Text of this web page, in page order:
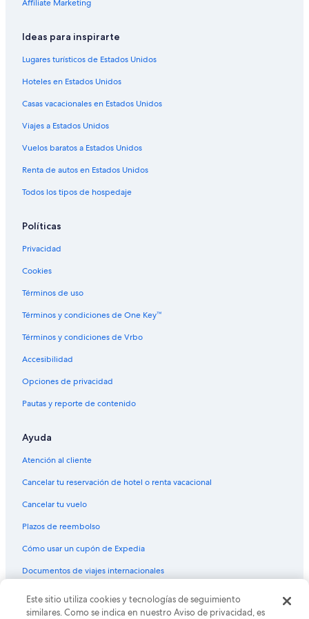
Hoteles cerca de viñedos en Oruro
Affiliate Marketing
Ideas para inspirarte
Lugares turísticos de Estados Unidos
Hoteles en Estados Unidos
Casas vacacionales en Estados Unidos
Viajes a Estados Unidos
Vuelos baratos a Estados Unidos
Renta de autos en Estados Unidos
Todos los tipos de hospedaje
Políticas
Privacidad
Cookies
Términos de uso
Términos y condiciones de One Key™
Términos y condiciones de Vrbo
Accesibilidad
Opciones de privacidad
Pautas y reporte de contenido
Ayuda
Atención al cliente
Cancelar tu reservación de hotel o renta vacacional
Cancelar tu vuelo
Plazos de reembolso
Cómo usar un cupón de Expedia
Documentos de viajes internacionales
© 2026 Expedia, Inc., una empresa de Expedia Group. Todos los
derechos reservados. Expedia y el logo de Expedia son marcas
Este sitio utiliza cookies y tecnologías de seguimiento
similares. Como se indica en nuestro Aviso de privacidad, es